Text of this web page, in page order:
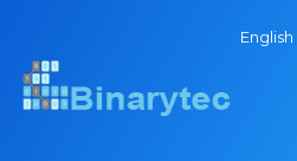
English